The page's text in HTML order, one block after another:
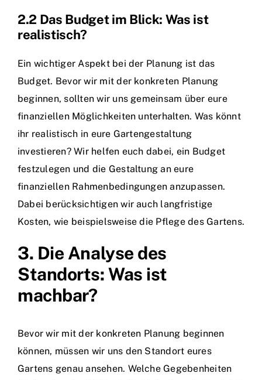
2.2 Das Budget im Blick: Was ist
realistisch?
Ein wichtiger Aspekt bei der Planung ist das
Budget. Bevor wir mit der konkreten Planung
beginnen, sollten wir uns gemeinsam über eure
finanziellen Möglichkeiten unterhalten. Was könnt
ihr realistisch in eure Gartengestaltung
investieren? Wir helfen euch dabei, ein Budget
festzulegen und die Gestaltung an eure
finanziellen Rahmenbedingungen anzupassen.
Dabei berücksichtigen wir auch langfristige
Kosten, wie beispielsweise die Pflege des Gartens.
3. Die Analyse des
Standorts: Was ist
machbar?
Bevor wir mit der konkreten Planung beginnen
können, müssen wir uns den Standort eures
Gartens genau ansehen. Welche Gegebenheiten